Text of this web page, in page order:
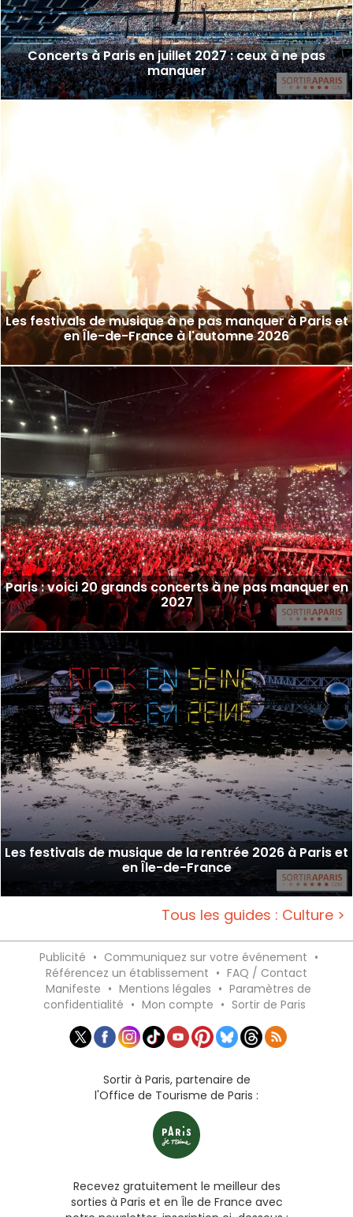
Concerts à Paris en juillet 2027 : ceux à ne pas
manquer
Les festivals de musique à ne pas manquer à Paris et
en Île-de-France à l'automne 2026
Paris : voici 20 grands concerts à ne pas manquer en
2027
Les festivals de musique de la rentrée 2026 à Paris et
en Île-de-France
Tous les guides : Culture >
Publicité • Communiquez sur votre événement •
Référencez un établissement • FAQ / Contact
Manifeste • Mentions légales • Paramètres de
confidentialité • Mon compte • Sortir de Paris
Sortir à Paris, partenaire de
l'Office de Tourisme de Paris :
Recevez gratuitement le meilleur des
sorties à Paris et en Île de France avec